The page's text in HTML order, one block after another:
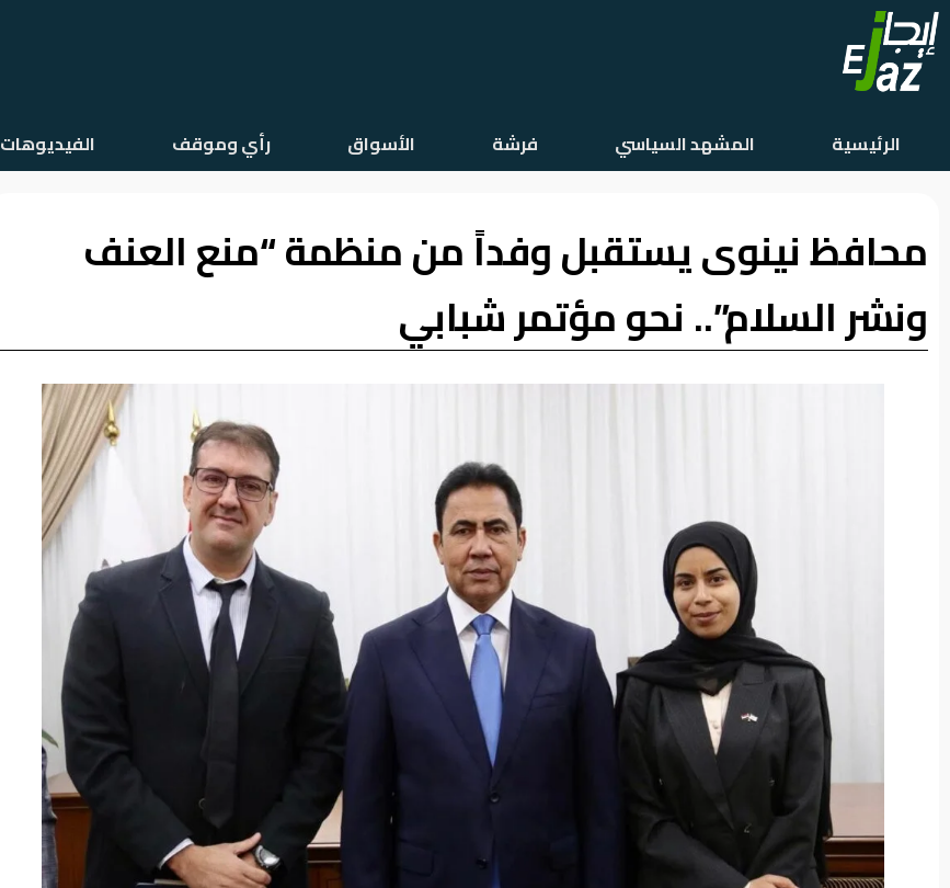
الرئيسية
المشهد
السياسي
فرشة
الأسواق
رأي
الرئيسية المشهد السياسي فرشة الأسواق رأي وموقف الفيديوهات
محافظ نينوى يستقبل وفداً من منظمة “منع العنف
ونشر السلام”.. نحو مؤتمر شبابي